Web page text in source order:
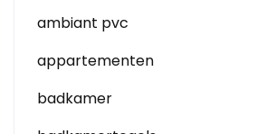
ambiant pvc
appartementen
badkamer